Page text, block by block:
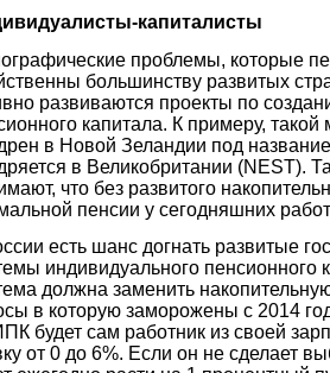
капиталисты
проблемы, которые
большинству развитых
развиваются проекты по
капитала. К примеру,
в Новой Зеландии под
в Великобритании (NEST).
что без развитого
пенсии у сегодняшних
есть шанс догнать развитые
индивидуального пенсионного
должна заменить
в которую заморожены с 2014
будет сам работник из своей
от 0 до 6%. Если он не сделает